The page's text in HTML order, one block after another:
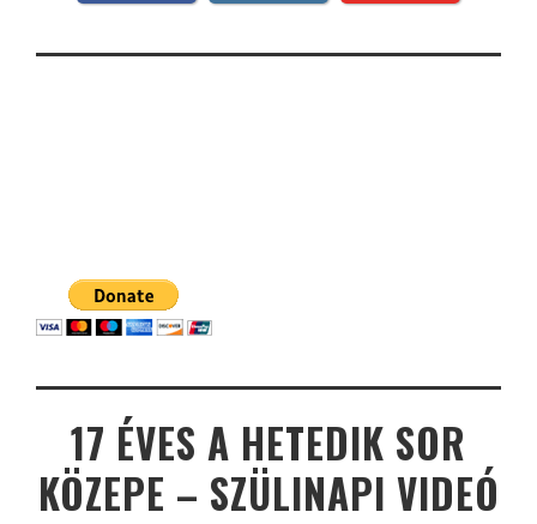
17 ÉVES A HETEDIK SOR
KÖZEPE – SZÜLINAPI VIDEÓ